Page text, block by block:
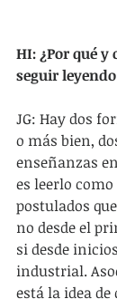
HI: ¿Por qué y
seguir leyendo
JG: Hay dos
o más bien,
enseñanzas
es leerlo
postulados
no desde el
si desde
industrial.
está la idea